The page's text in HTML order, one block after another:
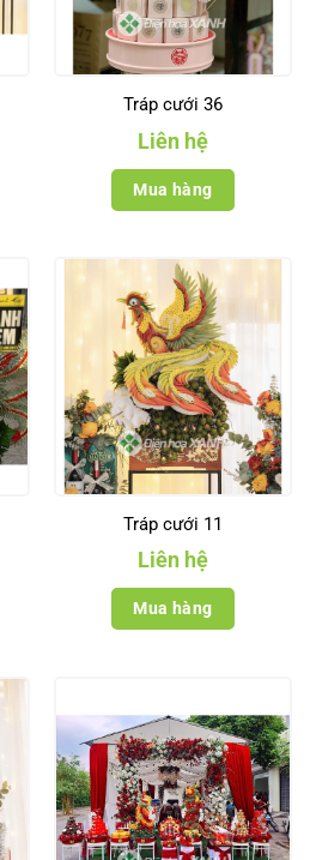
Tráp cưới 36
Liên hệ
Mua hàng
Tráp cưới 11
Liên hệ
Mua hàng